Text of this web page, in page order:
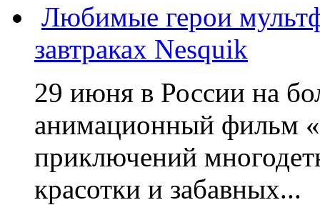
Любимые герои
завтраках Nesquik
29 июня в России на
анимационный фильм
приключений
красотки и забавных...